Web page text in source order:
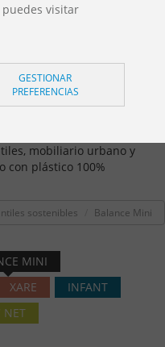
/
mobiliario urbano y
con plástico 100%
sostenibles Balance Mini
MINI
XARE
INFANT
NET
puedes visitar
GESTIONAR
PREFERENCIAS